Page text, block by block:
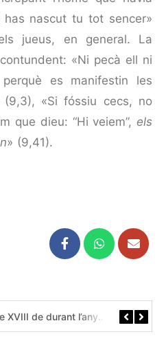
has nascut tu tot sencer»
jueus, en general. La
«Ni pecà ell ni
es manifestin les
«Si fóssiu cecs, no
que dieu: “Hi veiem”, els
» (9,41).
Diumenge XVIII de durant l’any // Mt 14,13-21 Códice Beza